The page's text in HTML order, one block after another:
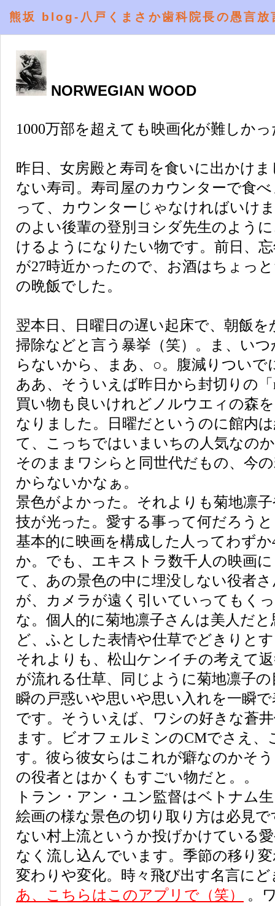
熊坂 blog-八戸くまさか歯科院長の愚言
NORWEGIAN WOOD
1000万部を超えても映画化が難しか
昨日、女房殿と寿司を食いに出かけ
ない寿司。寿司屋のカウンターで食
って、カウンターじゃなければいけ
のよい後輩の登別ヨシダ先生のよう
けるようになりたい物です。前日、
が27時近かったので、お酒はちょっ
の晩飯でした。
翌本日、日曜日の遅い起床で、朝飯
掃除などと言う暴挙（笑）。ま、い
らないから、まあ、○。腹減りついで
ああ、そういえば昨日から封切りの「
買い物も良いけれどノルウエィの森
なりました。日曜だというのに館内
て、こっちではいまいちの人気なの
そのままワシらと同世代だもの、今
からないかなぁ。
景色がよかった。それよりも菊地凛
技が光った。愛する事って何だろう
基本的に映画を構成した人ってわず
か。でも、エキストラ数千人の映画
て、あの景色の中に埋没しない役者
が、カメラが遠く引いていってもく
な。個人的に菊地凛子さんは美人だ
ど、ふとした表情や仕草でどきりと
それよりも、松山ケンイチの考えて
が流れる仕草、同じように菊地凛子
瞬の戸惑いや思いや思い入れを一瞬
です。そういえば、ワシの好きな蒼
ます。ビオフェルミンのCMでさえ、
す。彼ら彼女らはこれが癖なのかそ
の役者とはかくもすごい物だと。。
トラン・アン・ユン監督はベトナム
絵画の様な景色の切り取り方は必見
ない村上流というか投げかけている
なく流し込んでいます。季節の移り
変わりや変化。時々飛び出す名言に
あ、こちらはこのアプリで（笑）
。